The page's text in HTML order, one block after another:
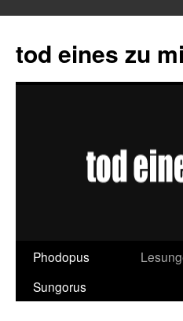
tod eines zu
Springe
zum
Phodopus
Sungorus